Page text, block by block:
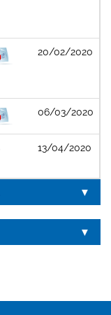
20/02/2020
06/03/2020
13/04/2020